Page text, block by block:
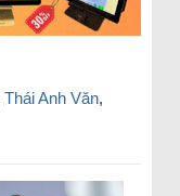
Thái Anh Văn,